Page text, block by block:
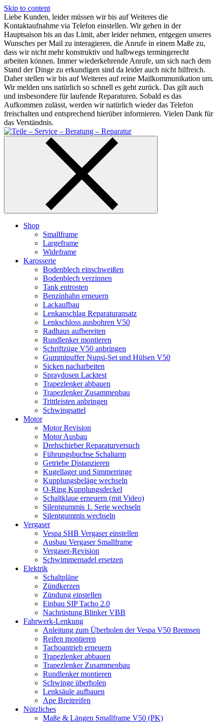
Skip to content
Liebe Kunden, leider müssen wir bis auf Weiteres die
Kontaktaufnahme via Telefon einstellen. Wir gehen in der
Hauptsaison bis an das Limit, aber leider nehmen, entgegen unseres
Wunsches per Mail zu interagieren, die Anrufe in einem Maße zu,
dass wir nicht mehr konstruktiv und halbwegs termingerecht
arbeiten können. Immer wiederkehrende Anrufe, um sich nach dem
Stand der Dinge zu erkundigen sind da leider auch nicht hilfreich.
Daher stellen wir bis auf Weiteres auf reine Mailkommunikation um.
Wir melden uns natürlich so schnell es geht zurück. Das gilt auch
und insbesondere für laufende Reparaturen. Sobald es das
Aufkommen zulässt, werden wir natürlich wieder das Telefon
freischalten und entsprechend hierüber informieren. Vielen Dank für
das Verständnis.
Shop
Smallframe
Largeframe
Wideframe
Karosserie
Bodenblech einschweißen
Bodenblech verzinnen
Tank entrosten
Benzinhahn erneuern
Lackaufbau
Lenkanschlag Reparaturansatz
Lenkschloss ausbohren V50
Radhaus aufbereiten
Rundlenker montieren
Schriftzüge V50 anbringen
Gummipuffer Nupsi-Set und Hülsen V50
Sicken nacharbeiten
Spraydosen Lacktest
Trapezlenker abbauen
Trapezlenker Zusammenbau
Trittleisten anbringen
Schwingsattel
Motor
Motor Revision
Motor Ausbau
Drehschieber Reparaturversuch
Führungsbuchse Schaltarm
Getriebe Distanzieren
Kugellager und Simmerringe
Kupplungsbeläge wechseln
O-Ring Kupplungsdeckel
Schaltklaue erneuern (mit Video)
Silentgummis 1. Serie wechseln
Silentgummis wechseln
Vergaser
Vespa SHB Vergaser einstellen
Ausbau Vergaser Smallframe
Vergaser-Revision
Schwimmernadel ersetzen
Elektrik
Schaltpläne
Zündkerzen
Zündung einstellen
Einbau SIP Tacho 2.0
Nachrüstung Blinker VBB
Fahrwerk-Lenkung
Anleitung zum Überholen der Vespa V50 Bremsen
Reifen montieren
Tachoantrieb erneuern
Trapezlenker abbauen
Trapezlenker Zusammenbau
Rundlenker montieren
Schwinge überholen
Lenksäule aufbauen
Ape Breitreifen
Nützliches
Maße & Längen Smallframe V50 (PK)